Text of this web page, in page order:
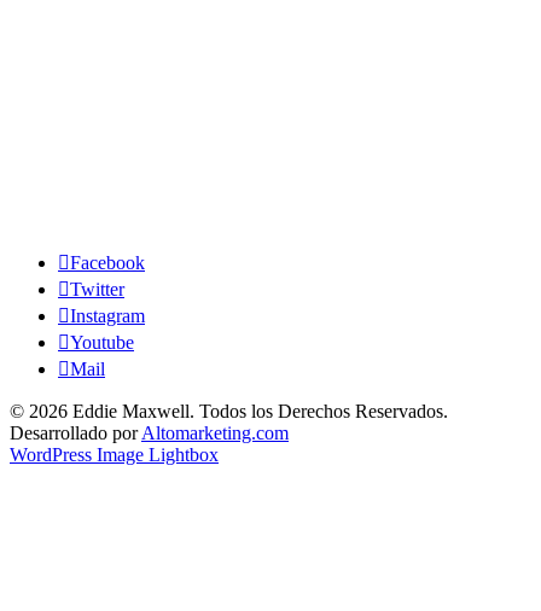
Facebook
Twitter
Instagram
Youtube
Mail
© 2026 Eddie Maxwell. Todos los Derechos Reservados.
Desarrollado porAltomarketing.com
WordPress Image Lightbox